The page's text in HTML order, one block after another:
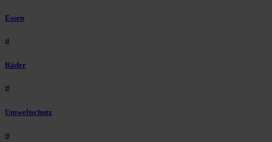
Essen
#
Räder
#
Umweltschutz
#